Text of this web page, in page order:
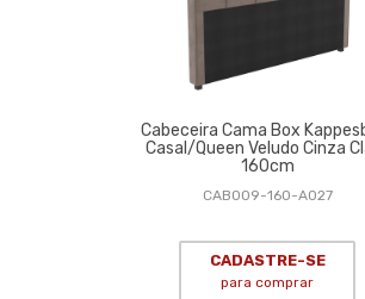
Cabeceira Cama Box
Casal/Queen Veludo Cinza
160cm
CAB009-160-A027
CADASTRE-SE
para comprar